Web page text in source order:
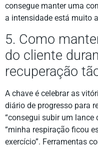
consegue manter uma
a intensidade está muito
5. Como
do cliente
recuperação
A chave é celebrar as
diário de progresso para
“consegui subir um lance
“minha respiração ficou
exercício”. Ferramentas